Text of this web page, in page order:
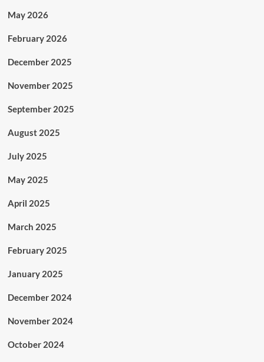
May 2026
February 2026
December 2025
November 2025
September 2025
August 2025
July 2025
May 2025
April 2025
March 2025
February 2025
January 2025
December 2024
November 2024
October 2024